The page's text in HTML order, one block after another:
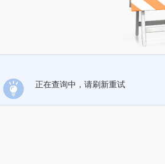
正在查询中，请刷新重试